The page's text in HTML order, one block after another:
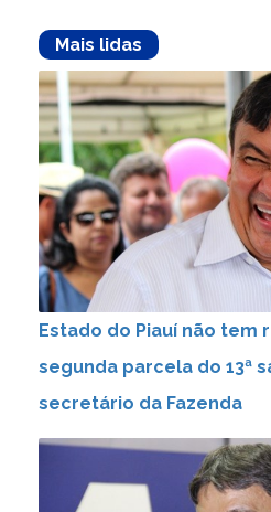
Mais lidas
Estado do Piauí não tem
segunda parcela do 13ª
secretário da Fazenda